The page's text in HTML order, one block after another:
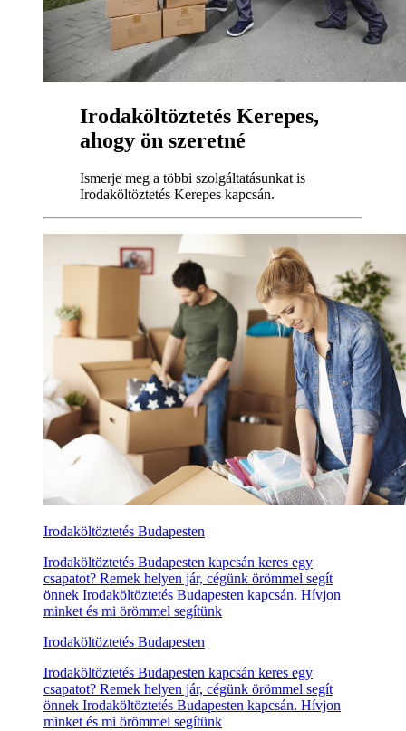
Irodaköltöztetés Kerepes,
ahogy ön szeretné
Ismerje meg a többi szolgáltatásunkat is
Irodaköltöztetés Kerepes kapcsán.
Irodaköltöztetés Budapesten
Irodaköltöztetés Budapesten kapcsán keres egy
csapatot? Remek helyen jár, cégünk örömmel segít
önnek Irodaköltöztetés Budapesten kapcsán. Hívjon
minket és mi örömmel segítünk
Irodaköltöztetés Budapesten
Irodaköltöztetés Budapesten kapcsán keres egy
csapatot? Remek helyen jár, cégünk örömmel segít
önnek Irodaköltöztetés Budapesten kapcsán. Hívjon
minket és mi örömmel segítünk